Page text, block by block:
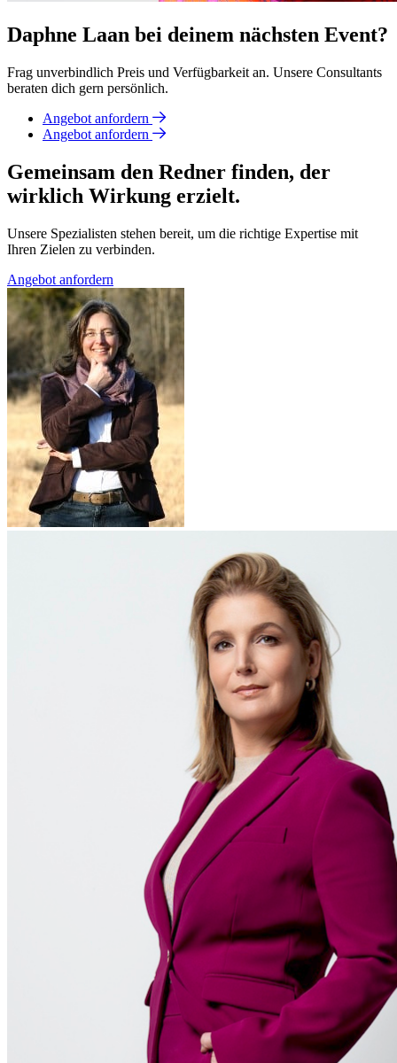
Daphne Laan bei deinem nächsten Event?
Frag unverbindlich Preis und Verfügbarkeit an. Unsere Consultants
beraten dich gern persönlich.
Angebot anfordern
Angebot anfordern
Gemeinsam den Redner finden, der
wirklich Wirkung erzielt.
Unsere Spezialisten stehen bereit, um die richtige Expertise mit
Ihren Zielen zu verbinden.
Angebot anfordern